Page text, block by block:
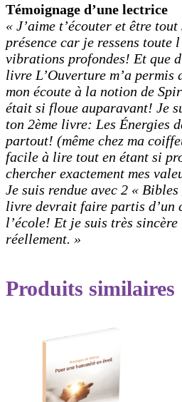
Témoignage d’une lectrice
« J’aime t’écouter et être
présence car je ressens toute
vibrations profondes! Et que
livre L’Ouverture m’a permis
mon écoute à la notion de
était si floue auparavant! Je
ton 2ème livre: Les Énergies
partout! (même chez ma
facile à lire tout en étant si
chercher exactement mes
Je suis rendue avec 2 «
livre devrait faire partis d’un
l’école! Et je suis très sincère
réellement. »
Produits similaires